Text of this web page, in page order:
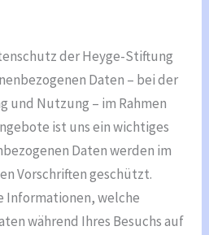
der Heyge-Stiftung
Daten – bei der
und Nutzung – im Rahmen
ist uns ein wichtiges
Daten werden im
Vorschriften geschützt.
Informationen, welche
während Ihres Besuchs auf